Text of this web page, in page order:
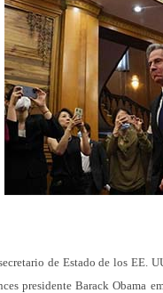
de Estado de los EE.
presidente Barack Obama